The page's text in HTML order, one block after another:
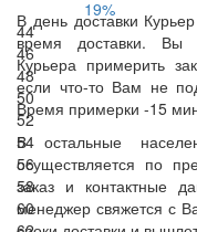
В день доставки
время доставки. Вы
Курьера примерить
если что-то Вам не
Время примерки -15
В остальные
осуществляется по
заказ и контактные
менеджер свяжется с
19%
44
46
48
50
52
54
56
58
60